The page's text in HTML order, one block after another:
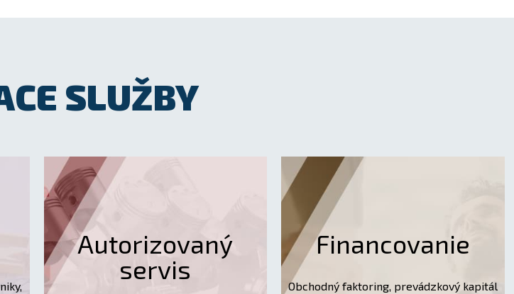
SLUŽBY
Autorizovaný
servis
Financovanie
Obchodný faktoring, prevádzkový kapitál